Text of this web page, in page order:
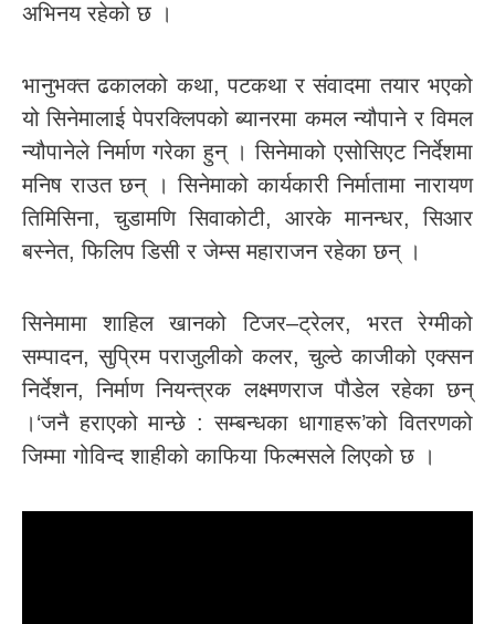
अभिनय रहेको छ ।
भानुभक्त ढकालको कथा, पटकथा र संवादमा तयार भएको
यो सिनेमालाई पेपरक्लिपको ब्यानरमा कमल न्यौपाने र विमल
न्यौपानेले निर्माण गरेका हुन् । सिनेमाको एसोसिएट निर्देशमा
मनिष राउत छन् । सिनेमाको कार्यकारी निर्मातामा नारायण
तिमिसिना, चुडामणि सिवाकोटी, आरके मानन्धर, सिआर
बस्नेत, फिलिप डिसी र जेम्स महाराजन रहेका छन् ।
सिनेमामा शाहिल खानको टिजर–ट्रेलर, भरत रेग्मीको
सम्पादन, सुप्रिम पराजुलीको कलर, चुल्ठे काजीको एक्सन
निर्देशन, निर्माण नियन्त्रक लक्ष्मणराज पौडेल रहेका छन्
।‘जनै हराएको मान्छे : सम्बन्धका धागाहरू’को वितरणको
जिम्मा गोविन्द शाहीको काफिया फिल्मसले लिएको छ ।